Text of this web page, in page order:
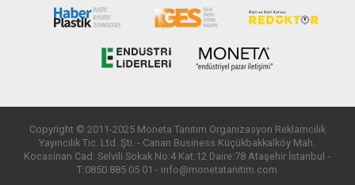
Copyright © 2011-2025 Moneta Tanıtım Organizasyon Reklamcılık
Yayıncılık Tic. Ltd. Şti. - Canan Business Küçükbakkalköy Mah.
Kocasinan Cad. Selvili Sokak No:4 Kat:12 Daire:78 Ataşehir İstanbul -
T:0850 885 05 01 - info@monetatanitim.com